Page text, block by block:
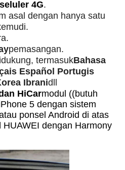
4G.
asal dengan hanya satu
pemasangan.
termasukBahasa
Español Portugis
Ibranidll
HiCarmodul ((butuh
5 dengan sistem
ponsel Android di atas
dengan Harmony